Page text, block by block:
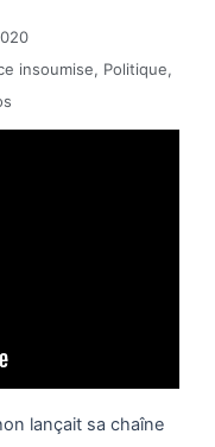
insoumise, Politique,
lançait sa chaîne